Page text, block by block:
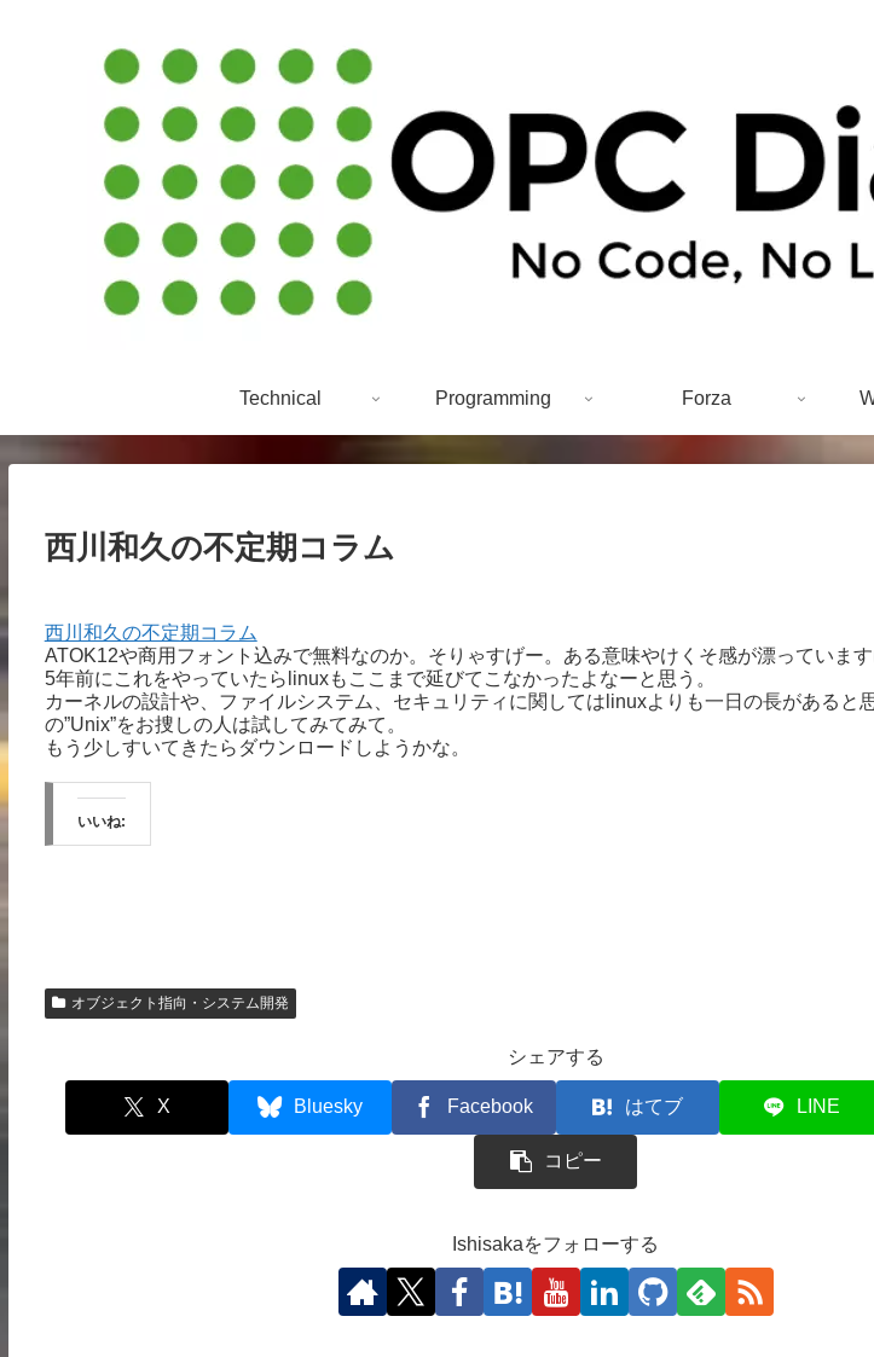
Technical Programming Forza
西川和久の不定期コラム
西川和久の不定期コラム
ATOK12や商用フォント込みで無料なのか。そりゃすげー。ある意味やけくそ感が漂っています
5年前にこれをやっていたらlinuxもここまで延びてこなかったよなーと思う。
カーネルの設計や、ファイルシステム、セキュリティに関してはlinuxよりも一日の長があると
の”Unix”をお捜しの人は試してみてみて。
もう少しすいてきたらダウンロードしようかな。
いいね:
オブジェクト指向・システム開発
シェアする
X Bluesky Facebook はてブ LINE
コピー
Ishisakaをフォローする